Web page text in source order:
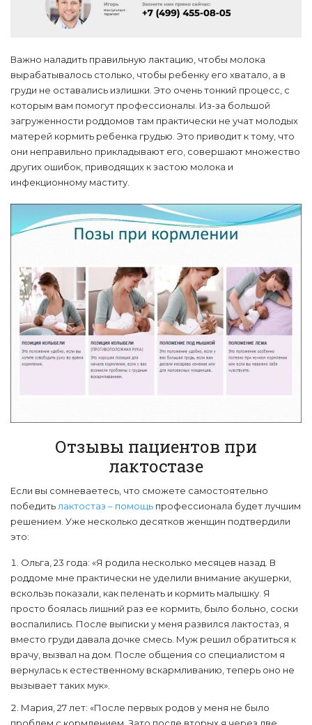
Важно наладить правильную лактацию, чтобы молока
вырабатывалось столько, чтобы ребенку его хватало, а в
груди не оставались излишки. Это очень тонкий процесс, с
которым вам помогут профессионалы. Из-за большой
загруженности роддомов там практически не учат молодых
матерей кормить ребенка грудью. Это приводит к тому, что
они неправильно прикладывают его, совершают множество
других ошибок, приводящих к застою молока и
инфекционному маститу.
Отзывы пациентов при
лактостазе
Если вы сомневаетесь, что сможете самостоятельно
победить лактостаз – помощь профессионала будет лучшим
решением. Уже несколько десятков женщин подтвердили
это:
Ольга, 23 года: «Я родила несколько месяцев назад. В
роддоме мне практически не уделили внимание акушерки,
вскользь показали, как пеленать и кормить малышку. Я
просто боялась лишний раз ее кормить, было больно, соски
воспалились. После выписки у меня развился лактостаз, я
вместо груди давала дочке смесь. Муж решил обратиться к
врачу, вызвал на дом. После общения со специалистом я
вернулась к естественному вскармливанию, теперь оно не
вызывает таких мук».
Мария, 27 лет: «После первых родов у меня не было
проблем с кормлением. Зато после вторых я через две